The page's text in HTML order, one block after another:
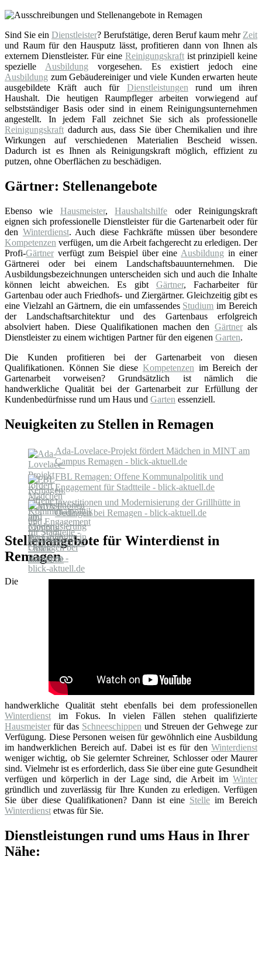
Sind Sie ein Dienstleister? Berufstätige, deren Beruf kaum mehr Zeit
und Raum für den Hausputz lässt, profitieren dann von Ihnen als
externem Dienstleister. Für eine Reinigungskraftist prinzipiell keine
spezielle Ausbildung vorgesehen. Es existiert jedoch eine
Ausbildung zum Gebäudereiniger und viele Kunden erwarten heute
ausgebildete Kräft auch für Dienstleistungen rund um ihren
Haushalt. Die heutigen Raumpfleger arbeiten vorwiegend auf
selbstständiger Basis oder sind in einem Reinigungsunternehmen
angestellt. In jedem Fall zeichnet Sie sich als professionelle
Reinigungskraft dadurch aus, dass Sie über Chemikalien und ihre
Wirkungen auf verschiedenen Materialien Bescheid wissen.
Dadurch ist es Ihnen als Reinigungskraft möglich, effizient zu
putzen, ohne Oberflächen zu beschädigen.
Gärtner: Stellenangebote
Ebenso wie Hausmeister,Haushaltshilfe oder Reinigungskraft
eignen sich professionelle Dienstleister für die Gartenarbeit oder für
den Winterdienst. Auch diese Fachkräfte müssen über besondere
Kompetenzen verfügen, um die Arbeit fachgerecht zu erledigen. Der
Profi-Gärtner verfügt zum Beispiel über eine Ausbildung in einer
Gärtnerei oder bei einem Landschaftsbauunternehmen. Die
Ausbildungsbezeichnungen unterscheiden sich und auch die Inhalte
können leicht abweichen. Es gibt Gärtner, Facharbeiter für
Gartenbau oder auch Friedhofs- und Ziergärtner. Gleichzeitig gibt es
eine Vielzahl an Gärtnern, die ein umfassendes Studium im Bereich
der Landschaftsarchitektur und des Gartenbaus erfolgreich
absolviert haben. Diese Qualifikationen machen den Gärtnerals
Dienstleister zu einem wichtigen Partner für den eigenen Garten.
Die Kunden profitieren bei der Gartenarbeit von diesen
Qualifikationen. Können Sie diese Kompetenzen im Bereich der
Gartenarbeit vorweisen? Grundsätzlich ist nämlich die
handwerkliche Qualität bei der Gartenarbeit zur Erfüllung der
Kundenbedürfnisse rund um Haus und Garten essenziell.
Neuigkeiten zu Stellen in Remagen
Ada-Lovelace-Projekt fördert Mädchen in MINT am
Campus Remagen - blick-aktuell.de
FBL Remagen: Offene Kommunalpolitik und
Engagement für Stadtteile - blick-aktuell.de
Investitionen und Modernisierung der Grillhütte in
Oedingen bei Remagen - blick-aktuell.de
Stellenangebote für Winterdienst in
Remagen
Die
handwerkliche Qualität steht ebenfalls bei dem professionellen
Winterdienst im Fokus. In vielen Fällen stehen qualifizierte
Hausmeister für das Schneeschippen und Streuen der Gehwege zur
Verfügung. Diese Personen weisen für gewöhnlich eine Ausbildung
im handwerklichen Bereich auf. Dabei ist es für den Winterdienst
weniger wichtig, ob Sie gelernter Schreiner, Schlosser oder Maurer
sind. Vielmehr ist es erforderlich, dass Sie über eine gute Gesundheit
verfügen und körperlich in der Lage sind, die Arbeit im Winter
gründlich und zuverlässig für Ihre Kunden zu erledigen. Verfügen
Sie über diese Qualifikationen? Dann ist eine Stelle im Bereich
Winterdienst etwas für Sie.
Dienstleistungen rund ums Haus in Ihrer
Nähe: